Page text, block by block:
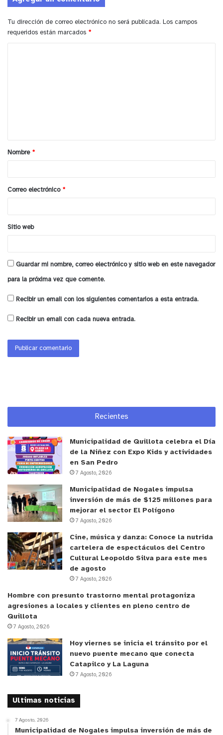
Tu dirección de correo electrónico no será publicada. Los campos
requeridos están marcados *
a
r
*
Nombre *
Correo electrónico *
Sitio web
Guardar mi nombre, correo electrónico y sitio web en este navegador
para la próxima vez que comente.
Recibir un email con los siguientes comentarios a esta entrada.
Recibir un email con cada nueva entrada.
Recientes
Municipalidad de Quillota celebra el Día
de la Niñez con Expo Kids y actividades
en San Pedro
7 Agosto, 2026
Municipalidad de Nogales impulsa
inversión de más de $125 millones para
mejorar el sector El Polígono
7 Agosto, 2026
Cine, música y danza: Conoce la nutrida
cartelera de espectáculos del Centro
Cultural Leopoldo Silva para este mes
de agosto
7 Agosto, 2026
Hombre con presunto trastorno mental protagoniza
agresiones a locales y clientes en pleno centro de
Quillota
7 Agosto, 2026
Hoy viernes se inicia el tránsito por el
nuevo puente mecano que conecta
Catapilco y La Laguna
7 Agosto, 2026
Ultimas noticias
7 Agosto, 2026
Municipalidad de Nogales impulsa inversión de más de